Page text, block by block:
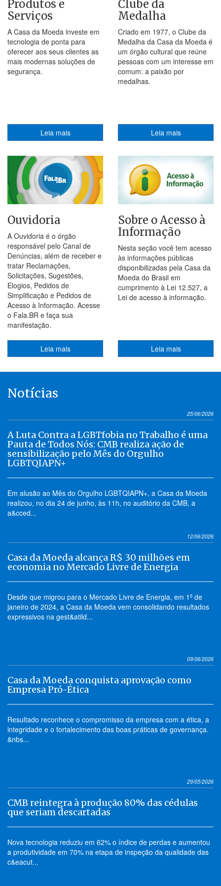
Produtos e
Serviços
A Casa da Moeda investe em
tecnologia de ponta para
oferecer aos seus clientes as
mais modernas soluções de
segurança.
Leia mais
Clube da
Medalha
Criado em 1977, o Clube da
Medalha da Casa da Moeda é
um órgão cultural que reúne
pessoas com um interesse em
comum: a paixão por
medalhas.
Leia mais
Ouvidoria
A Ouvidoria é o órgão
responsável pelo Canal de
Denúncias, além de receber e
tratar Reclamações,
Solicitações, Sugestões,
Elogios, Pedidos de
Simplificação e Pedidos de
Acesso à Informação. Acesse
o Fala.BR e faça sua
manifestação.
Leia mais
Sobre o Acesso à
Informação
Nesta seção você tem acesso
às informações públicas
disponibilizadas pela Casa da
Moeda do Brasil em
cumprimento à Lei 12.527, a
Lei de acesso à informação.
Leia mais
Notícias
25/06/2026
A Luta Contra a LGBTfobia no Trabalho é uma
Pauta de Todos Nós: CMB realiza ação de
sensibilização pelo Mês do Orgulho
LGBTQIAPN+
Em alusão ao Mês do Orgulho LGBTQIAPN+, a Casa da Moeda
realizou, no dia 24 de junho, às 11h, no auditório da CMB, a
a&cced...
12/06/2026
Casa da Moeda alcança R$ 30 milhões em
economia no Mercado Livre de Energia
Desde que migrou para o Mercado Livre de Energia, em 1º de
janeiro de 2024, a Casa da Moeda vem consolidando resultados
expressivos na gest&atild...
09/06/2026
Casa da Moeda conquista aprovação como
Empresa Pró-Ética
Resultado reconhece o compromisso da empresa com a ética, a
integridade e o fortalecimento das boas práticas de governança.
&nbs...
29/05/2026
CMB reintegra à produção 80% das cédulas
que seriam descartadas
Nova tecnologia reduziu em 62% o índice de perdas e aumentou
a produtividade em 70% na etapa de inspeção da qualidade das
c&eacut...